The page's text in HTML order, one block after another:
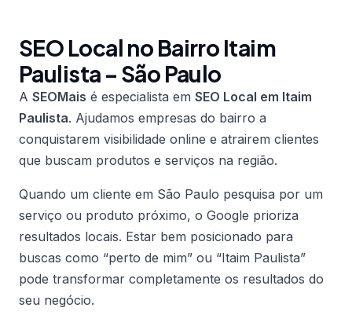
SEO Local no Bairro Itaim
Paulista – São Paulo
A SEOMais é especialista em SEO Local em Itaim
Paulista. Ajudamos empresas do bairro a
conquistarem visibilidade online e atrairem clientes
que buscam produtos e serviços na região.
Quando um cliente em São Paulo pesquisa por um
serviço ou produto próximo, o Google prioriza
resultados locais. Estar bem posicionado para
buscas como “perto de mim” ou “Itaim Paulista”
pode transformar completamente os resultados do
seu negócio.